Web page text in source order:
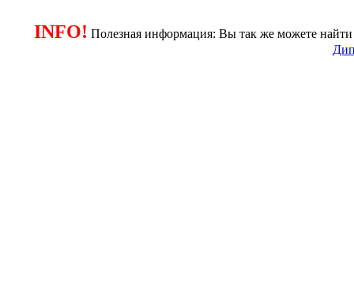
INFO! Полезная информация: Вы так же можете найти